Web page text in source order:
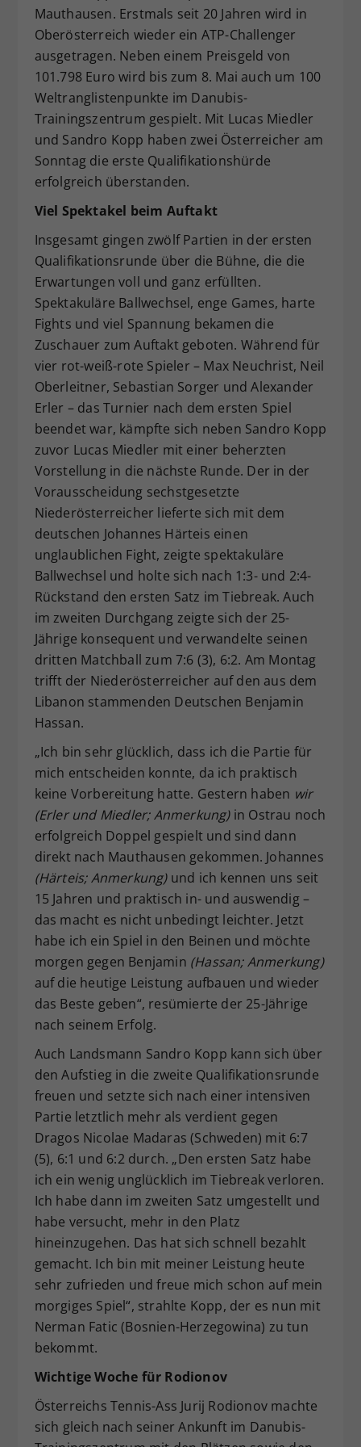
Mauthausen. Erstmals seit 20 Jahren wird in
Oberösterreich wieder ein ATP-Challenger
ausgetragen. Neben einem Preisgeld von
101.798 Euro wird bis zum 8. Mai auch um 100
Weltranglistenpunkte im Danubis-
Trainingszentrum gespielt. Mit Lucas Miedler
und Sandro Kopp haben zwei Österreicher am
Sonntag die erste Qualifikationshürde
erfolgreich überstanden.
Viel Spektakel beim Auftakt
Insgesamt gingen zwölf Partien in der ersten
Qualifikationsrunde über die Bühne, die die
Erwartungen voll und ganz erfüllten.
Spektakuläre Ballwechsel, enge Games, harte
Fights und viel Spannung bekamen die
Zuschauer zum Auftakt geboten. Während für
vier rot-weiß-rote Spieler – Max Neuchrist, Neil
Oberleitner, Sebastian Sorger und Alexander
Erler – das Turnier nach dem ersten Spiel
beendet war, kämpfte sich neben Sandro Kopp
zuvor Lucas Miedler mit einer beherzten
Vorstellung in die nächste Runde. Der in der
Vorausscheidung sechstgesetzte
Niederösterreicher lieferte sich mit dem
deutschen Johannes Härteis einen
unglaublichen Fight, zeigte spektakuläre
Ballwechsel und holte sich nach 1:3- und 2:4-
Rückstand den ersten Satz im Tiebreak. Auch
im zweiten Durchgang zeigte sich der 25-
Jährige konsequent und verwandelte seinen
dritten Matchball zum 7:6 (3), 6:2. Am Montag
trifft der Niederösterreicher auf den aus dem
Libanon stammenden Deutschen Benjamin
Hassan.
„Ich bin sehr glücklich, dass ich die Partie für
mich entscheiden konnte, da ich praktisch
keine Vorbereitung hatte. Gestern haben wir
(Erler und Miedler; Anmerkung)in Ostrau noch
erfolgreich Doppel gespielt und sind dann
direkt nach Mauthausen gekommen. Johannes
(Härteis; Anmerkung)und ich kennen uns seit
15 Jahren und praktisch in- und auswendig –
das macht es nicht unbedingt leichter. Jetzt
habe ich ein Spiel in den Beinen und möchte
morgen gegen Benjamin (Hassan; Anmerkung)
auf die heutige Leistung aufbauen und wieder
das Beste geben“, resümierte der 25-Jährige
nach seinem Erfolg.
Auch Landsmann Sandro Kopp kann sich über
den Aufstieg in die zweite Qualifikationsrunde
freuen und setzte sich nach einer intensiven
Partie letztlich mehr als verdient gegen
Dragos Nicolae Madaras (Schweden) mit 6:7
(5), 6:1 und 6:2 durch. „Den ersten Satz habe
ich ein wenig unglücklich im Tiebreak verloren.
Ich habe dann im zweiten Satz umgestellt und
habe versucht, mehr in den Platz
hineinzugehen. Das hat sich schnell bezahlt
gemacht. Ich bin mit meiner Leistung heute
sehr zufrieden und freue mich schon auf mein
morgiges Spiel“, strahlte Kopp, der es nun mit
Nerman Fatic (Bosnien-Herzegowina) zu tun
bekommt.
Wichtige Woche für Rodionov
Österreichs Tennis-Ass Jurij Rodionov machte
sich gleich nach seiner Ankunft im Danubis-
Zweck
Dieser Wert speichert Ihre Consent-
Einstellungen. Unter anderem eine
zufällig generierte ID, für die
historische Speicherung Ihrer
vorgenommen Einstellungen, falls der
Webseiten-Betreiber dies eingestellt
hat.